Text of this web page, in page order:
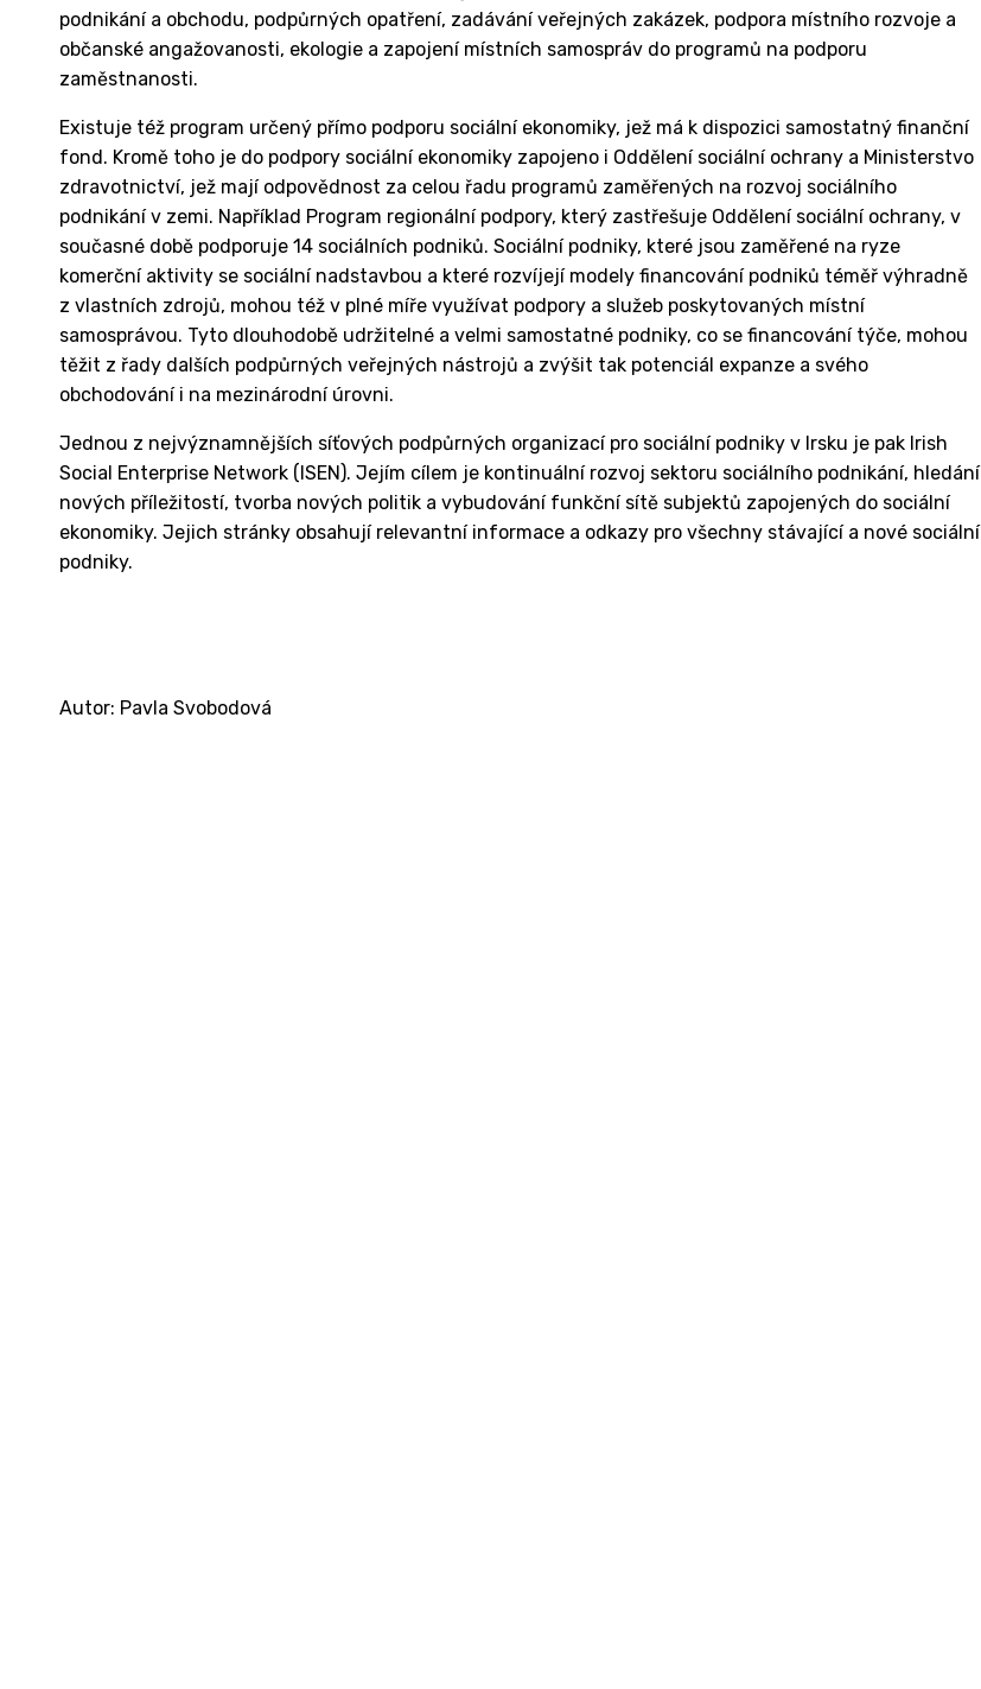
podnikání a obchodu, podpůrných opatření, zadávání veřejných zakázek, podpora místního rozvoje a
občanské angažovanosti, ekologie a zapojení místních samospráv do programů na podporu
zaměstnanosti.
Existuje též program určený přímo podporu sociální ekonomiky, jež má k dispozici samostatný finanční
fond. Kromě toho je do podpory sociální ekonomiky zapojeno i Oddělení sociální ochrany a Ministerstvo
zdravotnictví, jež mají odpovědnost za celou řadu programů zaměřených na rozvoj sociálního
podnikání v zemi. Například Program regionální podpory, který zastřešuje Oddělení sociální ochrany, v
současné době podporuje 14 sociálních podniků. Sociální podniky, které jsou zaměřené na ryze
komerční aktivity se sociální nadstavbou a které rozvíjejí modely financování podniků téměř výhradně
z vlastních zdrojů, mohou též v plné míře využívat podpory a služeb poskytovaných místní
samosprávou. Tyto dlouhodobě udržitelné a velmi samostatné podniky, co se financování týče, mohou
těžit z řady dalších podpůrných veřejných nástrojů a zvýšit tak potenciál expanze a svého
obchodování i na mezinárodní úrovni.
Jednou z nejvýznamnějších síťových podpůrných organizací pro sociální podniky v Irsku je pak Irish
Social Enterprise Network (ISEN). Jejím cílem je kontinuální rozvoj sektoru sociálního podnikání, hledání
nových příležitostí, tvorba nových politik a vybudování funkční sítě subjektů zapojených do sociální
ekonomiky. Jejich stránky obsahují relevantní informace a odkazy pro všechny stávající a nové sociální
podniky.
Autor: Pavla Svobodová